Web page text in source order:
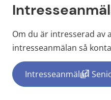
Om du är intresserad av
intresseanmälan så
Intresseanmälan(länk